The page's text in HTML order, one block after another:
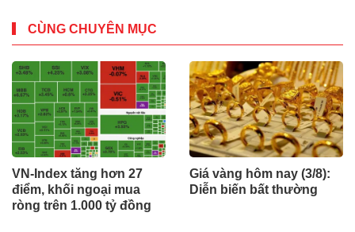
CÙNG CHUYÊN MỤC
VN-Index tăng hơn 27
điểm, khối ngoại mua
ròng trên 1.000 tỷ đồng
Giá vàng hôm nay (3/8):
Diễn biến bất thường